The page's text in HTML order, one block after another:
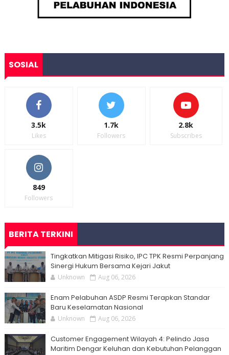
SOSIAL
3.5k
Likes
1.7k
Followers
2.8k
Subscribes
849
Followers
BERITA TERKINI
Tingkatkan Mitigasi Risiko, IPC TPK Resmi Perpanjang
Sinergi Hukum Bersama Kejari Jakut
Unknown Aug 06, 2026
Enam Pelabuhan ASDP Resmi Terapkan Standar
Baru Keselamatan Nasional
Unknown Aug 06, 2026
Customer Engagement Wilayah 4: Pelindo Jasa
Maritim Dengar Keluhan dan Kebutuhan Pelanggan